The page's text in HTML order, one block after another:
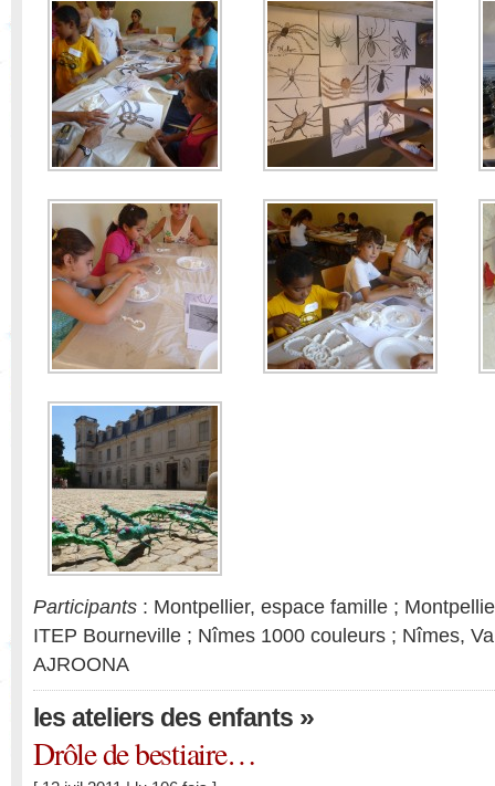
Participants : Montpellier, espace famille ;
ITEP Bourneville ; Nîmes 1000 couleurs ; Nîmes,
AJROONA
les ateliers des enfants »
Drôle de bestiaire…